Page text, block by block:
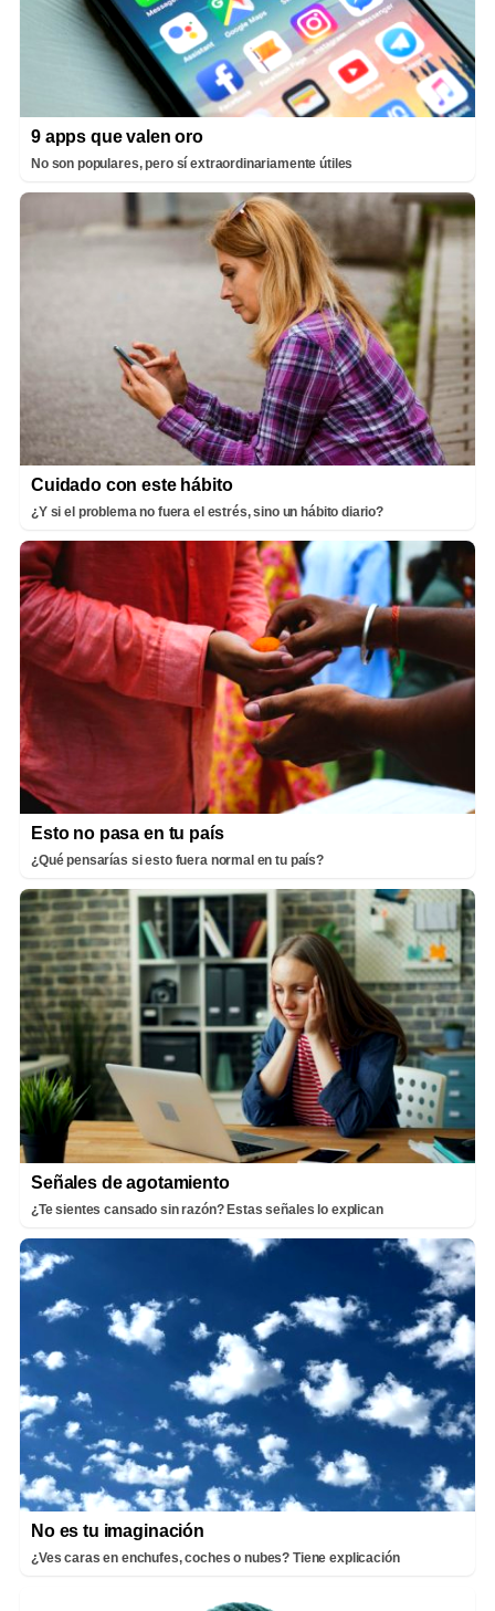
9 apps que valen oro
No son populares, pero sí extraordinariamente útiles
Cuidado con este hábito
¿Y si el problema no fuera el estrés, sino un hábito diario?
Esto no pasa en tu país
¿Qué pensarías si esto fuera normal en tu país?
Señales de agotamiento
¿Te sientes cansado sin razón? Estas señales lo explican
No es tu imaginación
¿Ves caras en enchufes, coches o nubes? Tiene explicación